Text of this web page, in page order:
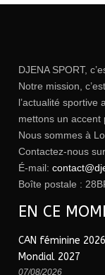
DJENA SPORT,
Notre mission,
l’actualité sportive
mettons un accent
Nous sommes à
Contactez-nous sur
É-mail:
Boîte postale :
EN CE
CAN féminine
Mondial 2027
07/08/2026